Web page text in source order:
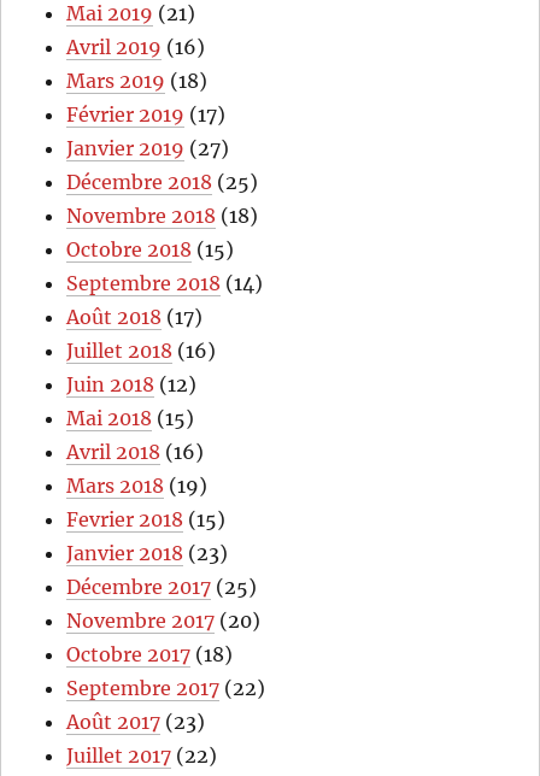
Mai 2019 (21)
Avril 2019 (16)
Mars 2019 (18)
Février 2019 (17)
Janvier 2019 (27)
Décembre 2018 (25)
Novembre 2018 (18)
Octobre 2018 (15)
Septembre 2018 (14)
Août 2018 (17)
Juillet 2018 (16)
Juin 2018 (12)
Mai 2018 (15)
Avril 2018 (16)
Mars 2018 (19)
Fevrier 2018 (15)
Janvier 2018 (23)
Décembre 2017 (25)
Novembre 2017 (20)
Octobre 2017 (18)
Septembre 2017 (22)
Août 2017 (23)
Juillet 2017 (22)